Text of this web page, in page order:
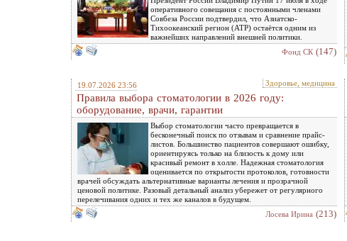
оперативного совещания с постоянными членами
Совбеза России подтвердил, что Азиатско-
Тихоокеанский регион (АТР) остаётся одним из
важнейших направлений внешней политики.
Фонд СК (147)
19.07.2026 23:56 Здоровье, медицина
Правила выбора стоматологии в 2026 году:
оборудование, врачи, гарантии
Выбор стоматологии часто превращается в
бесконечный поиск по отзывам и сравнение прайс-
листов. Большинство пациентов совершают ошибку,
ориентируясь только на близость к дому или
красивый ремонт в холле. Надежная стоматология
оценивается по открытости протоколов, готовности
врачей обсуждать альтернативные варианты лечения и прозрачной
ценовой политике. Разовый детальный анализ убережет от регулярного
перелечивания одних и тех же каналов в будущем.
Лосева Ирина (213)